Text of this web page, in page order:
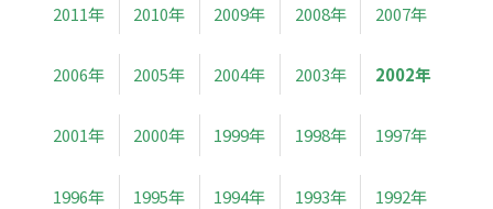
2011年 2010年 2009年 2008年 2007年
2006年 2005年 2004年 2003年 2002年
2001年 2000年 1999年 1998年 1997年
1996年 1995年 1994年 1993年 1992年